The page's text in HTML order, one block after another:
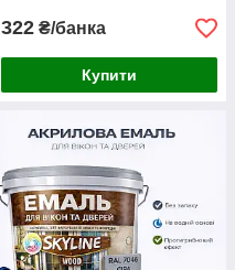
322 ₴/банка
Купити